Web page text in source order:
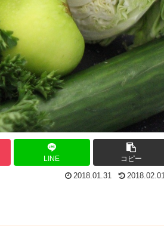
LINE コピー
2018.01.31 2018.02.01